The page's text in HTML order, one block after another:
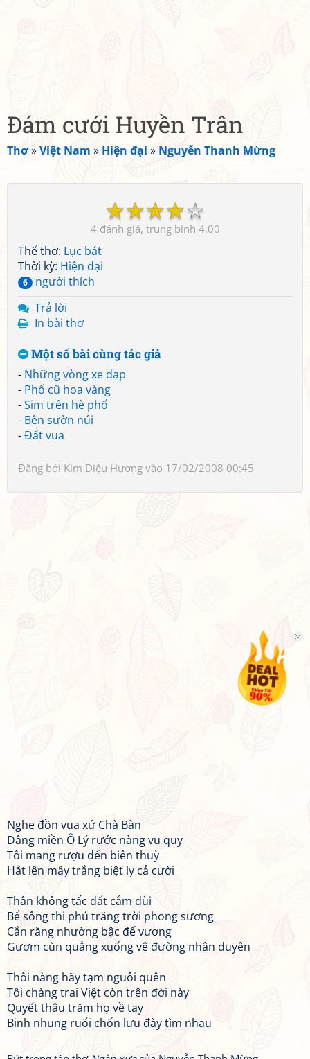
Đám cưới Huyền Trân
Thơ»Việt Nam » Hiện đại » Nguyễn Thanh Mừng
☆
☆
☆
☆
☆
4 4.00
Thể thơ: Lục bát
Thời kỳ: Hiện đại
6
người thích
Trả lời
In bài thơ
Một số bài cùng tác giả
- Những vòng xe đạp
- Phố cũ hoa vàng
-Sim trên hè phố
- Bên sườn núi
-Đất vua
Đăng bởi Kim Diệu Hương vào 17/02/2008 00:45
Nghe đồn vua xứ Chà Bàn
Dâng miền Ô Lý rước nàng vu quy
Tôi mang rượu đến biên thuỳ
Hắt lên mây trắng biệt ly cả cười
Thân không tấc đất cắm dùi
Bể sông thi phú trăng trời phong sương
Cắn răng nhường bậc đế vương
Gươm cùn quẳng xuống vệ đường nhân duyên
Thôi nàng hãy tạm nguôi quên
Tôi chàng trai Việt còn trên đời này
Quyết thâu trăm họ về tay
Binh nhung ruổi chốn lưu đày tìm nhau